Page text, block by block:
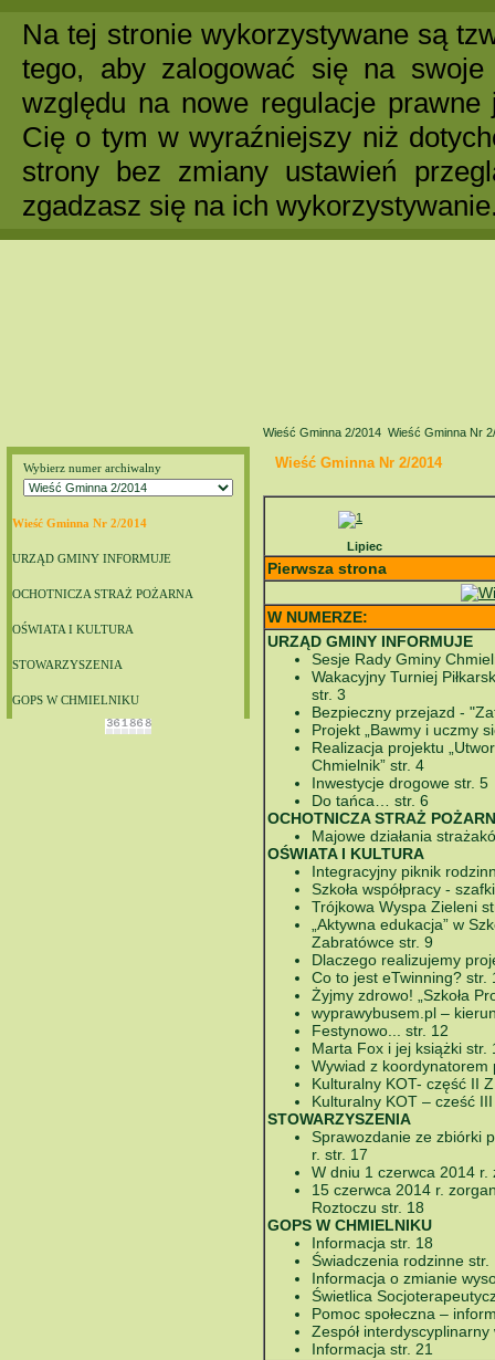
Na tej stronie wykorzystywane są
tego, aby zalogować się na
względu na nowe regulacje
Cię o tym w wyraźniejszy niż
strony bez zmiany ustawień
zgadzasz się na ich
Wybierz numer archiwalny
Wieść Gminna Nr 2/2014
URZĄD GMINY INFORMUJE
OCHOTNICZA STRAŻ POŻARNA
OŚWIATA I KULTURA
STOWARZYSZENIA
GOPS W CHMIELNIKU
Wieść Gminna 2/2014 Wieść Gminna Nr
Wieść Gminna Nr 2/2014
Lipiec
Pierwsza strona
W NUMERZE:
URZĄD GMINY INFORMUJE
Sesje Rady Gminy
Wakacyjny Turniej
str. 3
Bezpieczny przejazd -
Projekt „Bawmy i uczmy
Realizacja projektu
Chmielnik” str. 4
Inwestycje drogowe str. 5
Do tańca… str. 6
OCHOTNICZA STRAŻ
Majowe działania
OŚWIATA I KULTURA
Integracyjny piknik
Szkoła współpracy -
Trójkowa Wyspa Zieleni
„Aktywna edukacja” w
Zabratówce str. 9
Dlaczego realizujemy
Co to jest eTwinning? str.
Żyjmy zdrowo! „Szkoła
wyprawybusem.pl –
Festynowo... str. 12
Marta Fox i jej książki str.
Wywiad z koordynatorem
Kulturalny KOT- część II
Kulturalny KOT – cześć
STOWARZYSZENIA
Sprawozdanie ze zbiórki
r. str. 17
W dniu 1 czerwca 2014 r.
15 czerwca 2014 r.
Roztoczu str. 18
GOPS W CHMIELNIKU
Informacja str. 18
Świadczenia rodzinne str.
Informacja o zmianie
Świetlica
Pomoc społeczna –
Zespół
Informacja str. 21